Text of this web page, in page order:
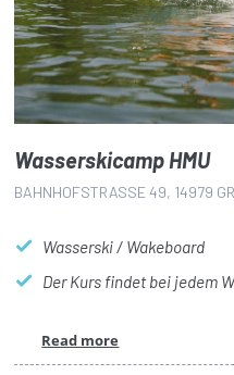
Wasserskicamp HMU
BAHNHOFSTRASSE 49, 14979
Wasserski / Wakeboard
Der Kurs findet bei jedem
Read more